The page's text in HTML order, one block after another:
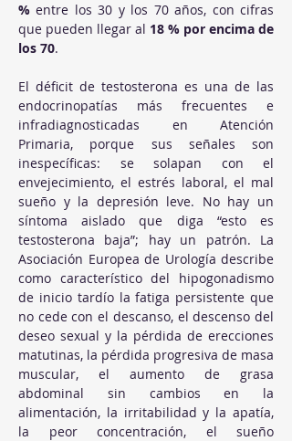
% entre los 30 y los 70 años, con cifras
que pueden llegar al 18 % por encima de
los 70.
El déficit de testosterona es una de las
endocrinopatías más frecuentes e
infradiagnosticadas en Atención
Primaria, porque sus señales son
inespecíficas: se solapan con el
envejecimiento, el estrés laboral, el mal
sueño y la depresión leve. No hay un
síntoma aislado que diga “esto es
testosterona baja”; hay un patrón. La
Asociación Europea de Urología describe
como característico del hipogonadismo
de inicio tardío la fatiga persistente que
no cede con el descanso, el descenso del
deseo sexual y la pérdida de erecciones
matutinas, la pérdida progresiva de masa
muscular, el aumento de grasa
abdominal sin cambios en la
alimentación, la irritabilidad y la apatía,
la peor concentración, el sueño